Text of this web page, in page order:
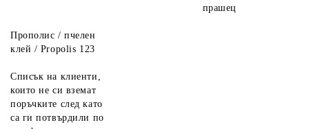
прашец
Прополис / пчелен
клей / Propolis 123
Списък на клиенти,
които не си вземат
поръчките след като
са ги потвърдили по